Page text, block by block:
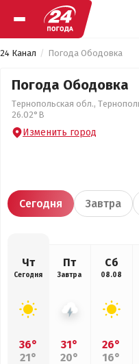
24 Канал Погода Ободовка
Погода Ободовка
Тернопольская обл.,
26.02°В
Изменить город
Сегодня Завтра
Чт
Сегодня
36°
21°
Пт
Завтра
31°
20°
Сб
08.08
26°
16°